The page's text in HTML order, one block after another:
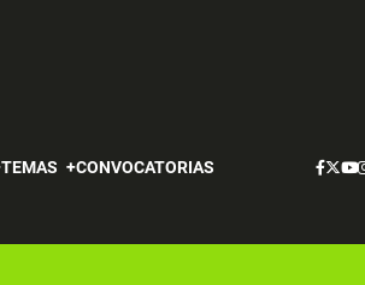
TEMAS CONVOCATORIAS